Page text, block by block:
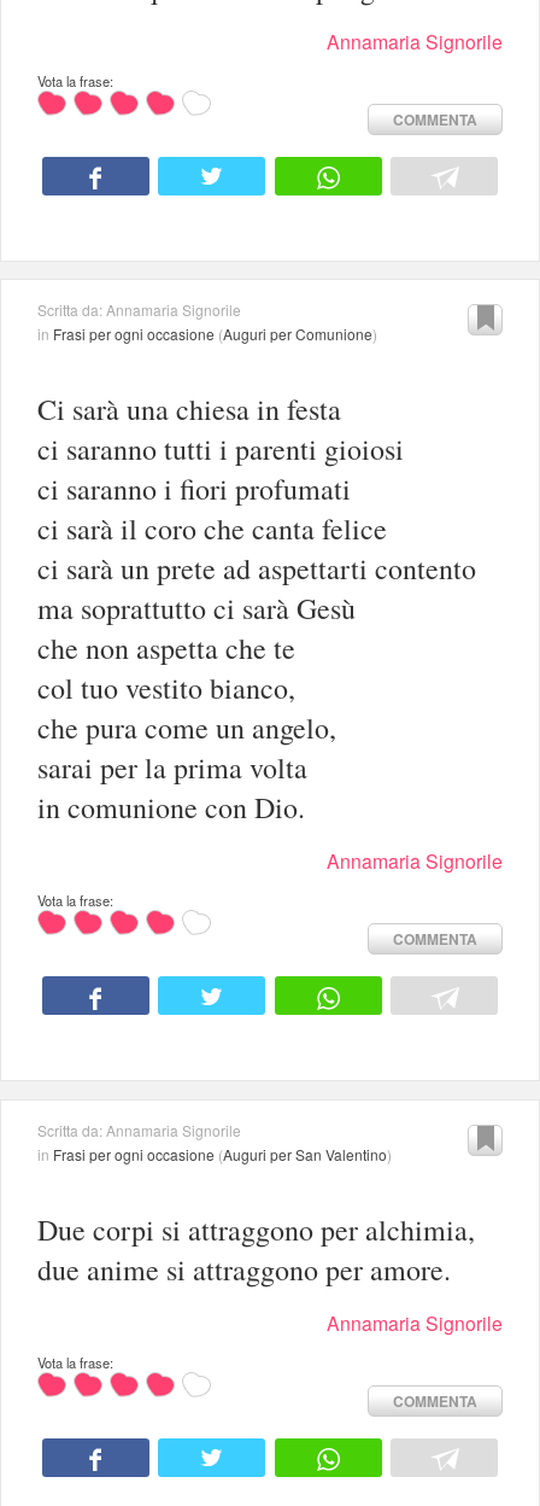
Annamaria Signorile
Vota la frase:
COMMENTA
Scritta da: Annamaria Signorile
in Frasi per ogni occasione (Auguri per Comunione)
Ci sarà una chiesa in festa
ci saranno tutti i parenti gioiosi
ci saranno i fiori profumati
ci sarà il coro che canta felice
ci sarà un prete ad aspettarti contento
ma soprattutto ci sarà Gesù
che non aspetta che te
col tuo vestito bianco,
che pura come un angelo,
sarai per la prima volta
in comunione con Dio.
Annamaria Signorile
Vota la frase:
COMMENTA
Scritta da: Annamaria Signorile
in Frasi per ogni occasione (Auguri per San Valentino)
Due corpi si attraggono per alchimia,
due anime si attraggono per amore.
Annamaria Signorile
Vota la frase:
COMMENTA